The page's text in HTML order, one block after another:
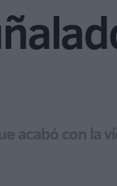
acabó con la